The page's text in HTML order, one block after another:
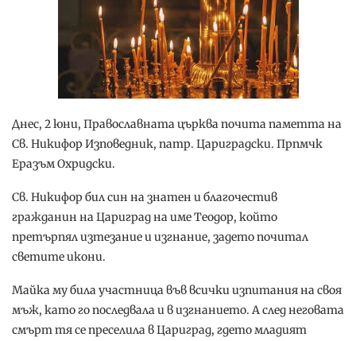
Днес, 2 юни, Православната църква почита паметта на
Св. Никифор Изповедник, патр. Цариградски. Прпмчк
Еразъм Охридски.
Св. Никифор бил син на знатен и благочестив
гражданин на Цариград на име Теодор, който
претърпял изтезание и изгнание, задето почитал
светите икони.
Майка му била участница във всички изпитания на своя
мъж, като го последвала и в изгнанието. А след неговата
смърт тя се преселила в Цариград, гдето младият